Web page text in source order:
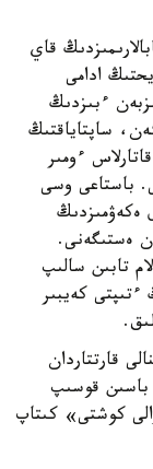
قاي
ادامى
ءبىزدىڭ
ساپتاياقتىڭ
ءومىر
باستاعى وسى
ەكەۋمىزدىڭ
ەستىگەنى.
تابىن سالىپ
كەيبىر
قارتتاردان
باسىن قوسىپ
كوشتى» كىتاپ